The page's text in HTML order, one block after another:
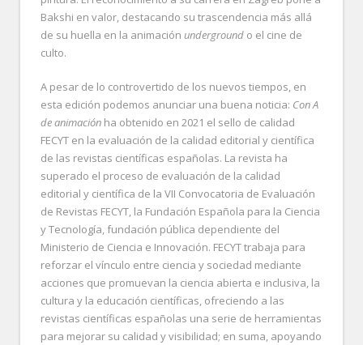
Bakshi en valor, destacando su trascendencia más allá
de su huella en la animación underground o el cine de
culto.
A pesar de lo controvertido de los nuevos tiempos, en
esta edición podemos anunciar una buena noticia: Con A
de animación ha obtenido en 2021 el sello de calidad
FECYT en la evaluación de la calidad editorial y científica
de las revistas científicas españolas. La revista ha
superado el proceso de evaluación de la calidad
editorial y científica de la VII Convocatoria de Evaluación
de Revistas FECYT, la Fundación Española para la Ciencia
y Tecnología, fundación pública dependiente del
Ministerio de Ciencia e Innovación. FECYT trabaja para
reforzar el vínculo entre ciencia y sociedad mediante
acciones que promuevan la ciencia abierta e inclusiva, la
cultura y la educación científicas, ofreciendo a las
revistas científicas españolas una serie de herramientas
para mejorar su calidad y visibilidad; en suma, apoyando